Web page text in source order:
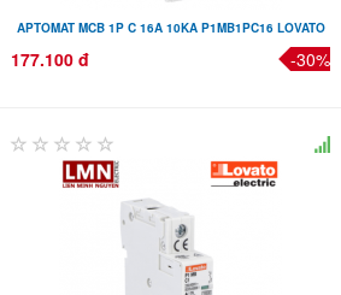
APTOMAT MCB 1P C 16A 10KA P1MB1PC16 LOVATO
177.100 đ -30%